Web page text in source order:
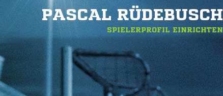
PASCAL RÜDEBUSCH
SPIELERPROFIL EINRICHTEN